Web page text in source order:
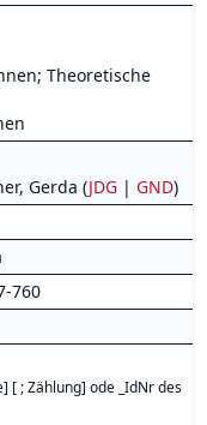
Theoretische
Gerda (JDG | GND)
760
[ ; Zählung] ode _IdNr des